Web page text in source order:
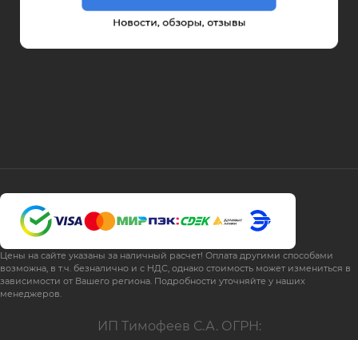
ИП Тимофеев С.А. ОГРН:
Цены на сайте указаны за наличный расчет! Оплата другими способами
возможна, в т.ч. безналично и с НДС, однако стоимость может измениться в
зависимости от Вашего региона. Подробности уточняйте у наших
менеджеров.